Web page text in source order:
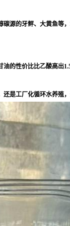
源的牙鲆、大黄鱼等，
的性价比比乙酸高出
是工厂化循环水养殖